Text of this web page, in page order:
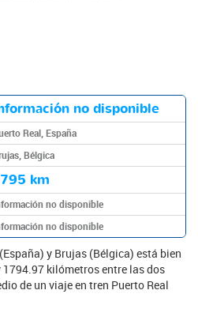
no disponible
Real, España
Bélgica
km
no disponible
no disponible
y Brujas (Bélgica) está bien
kilómetros entre las dos
de un viaje en tren Puerto Real